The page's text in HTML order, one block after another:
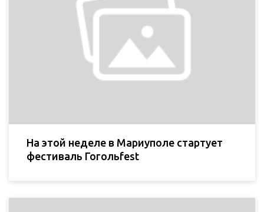
На этой неделе в Мариуполе стартует
фестиваль Гогольfest